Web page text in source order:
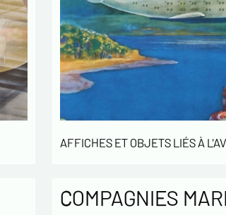
AFFICHES ET OBJETS LIÉS À
COMPAGNIES